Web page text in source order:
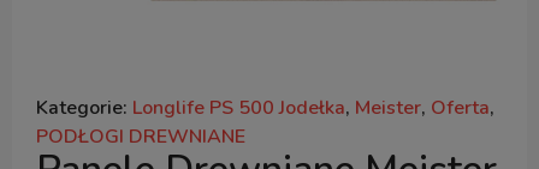
Kategorie: Longlife PS 500 Jodełka, Meister, Oferta,
PODŁOGI DREWNIANE